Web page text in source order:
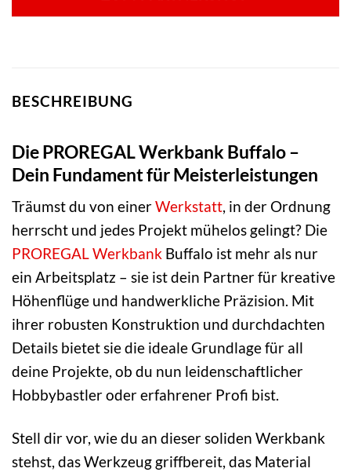
BESCHREIBUNG
Die PROREGAL Werkbank Buffalo –
Dein Fundament für Meisterleistungen
Träumst du von einerWerkstatt, in der Ordnung
herrscht und jedes Projekt mühelos gelingt? Die
PROREGALWerkbank Buffalo ist mehr als nur
ein Arbeitsplatz – sie ist dein Partner für kreative
Höhenflüge und handwerkliche Präzision. Mit
ihrer robusten Konstruktion und durchdachten
Details bietet sie die ideale Grundlage für all
deine Projekte, ob du nun leidenschaftlicher
Hobbybastler oder erfahrener Profi bist.
Stell dir vor, wie du an dieser soliden Werkbank
stehst, das Werkzeug griffbereit, das Material